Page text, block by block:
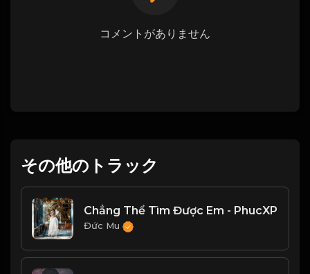
コメントがありません
その他のトラック
Chẳng Thể Tìm Được Em - PhucXP
Đức Mu